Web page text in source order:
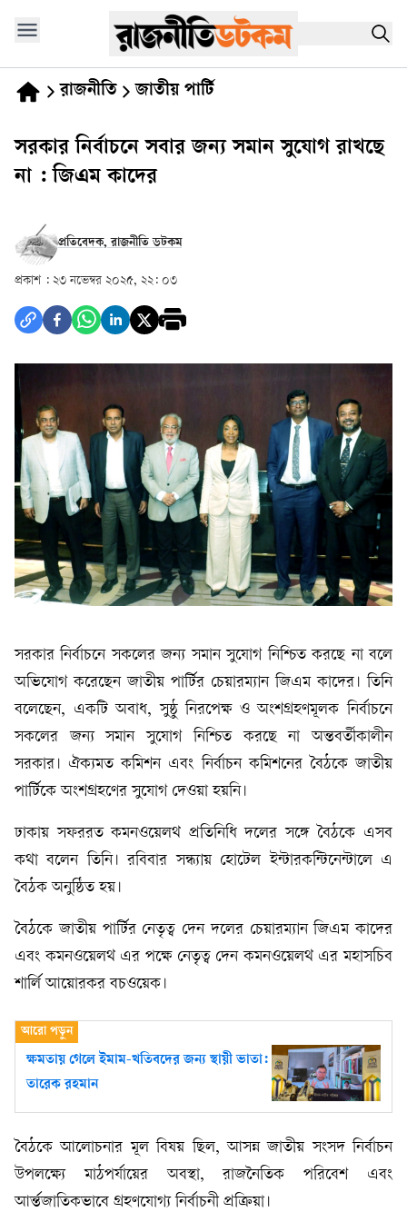
রাজনীতি জাতীয় পার্টি
সরকার নির্বাচনে সবার জন্য সমান সুযোগ রাখছে
না : জিএম কাদের
প্রতিবেদক, রাজনীতি ডটকম
প্রকাশ : ২৩ নভেম্বর ২০২৫, ২২: ০৩
সরকার নির্বাচনে সকলের জন্য সমান সুযোগ নিশ্চিত করছে না বলে
অভিযোগ করেছেন জাতীয় পার্টির চেয়ারম্যান জিএম কাদের। তিনি
বলেছেন, একটি অবাধ, সুষ্ঠু নিরপেক্ষ ও অংশগ্রহণমূলক নির্বাচনে
সকলের জন্য সমান সুযোগ নিশ্চিত করছে না অন্তবর্তীকালীন
সরকার। ঐক্যমত কমিশন এবং নির্বাচন কমিশনের বৈঠকে জাতীয়
পার্টিকে অংশগ্রহণের সুযোগ দেওয়া হয়নি।
ঢাকায় সফররত কমনওয়েলথ প্রতিনিধি দলের সঙ্গে বৈঠকে এসব
কথা বলেন তিনি। রবিবার সন্ধ্যায় হোটেল ইন্টারকন্টিনেন্টালে এ
বৈঠক অনুষ্ঠিত হয়।
বৈঠকে জাতীয় পার্টির নেতৃত্ব দেন দলের চেয়ারম্যান জিএম কাদের
এবং কমনওয়েলথ এর পক্ষে নেতৃত্ব দেন কমনওয়েলথ এর মহাসচিব
শার্লি আয়োরকর বচওয়েক।
ক্ষমতায় গেলে ইমাম-খতিবদের জন্য স্থায়ী ভাতা:
তারেক রহমান
বৈঠকে আলোচনার মূল বিষয় ছিল, আসন্ন জাতীয় সংসদ নির্বাচন
উপলক্ষ্যে মাঠপর্যায়ের অবস্থা, রাজনৈতিক পরিবেশ এবং
আর্ন্তজাতিকভাবে গ্রহণযোগ্য নির্বাচনী প্রক্রিয়া।